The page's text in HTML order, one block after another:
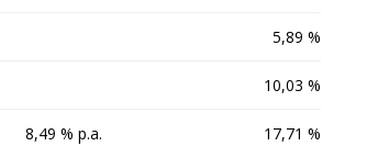
5,89 %
10,03 %
8,49 % p.a. 17,71 %